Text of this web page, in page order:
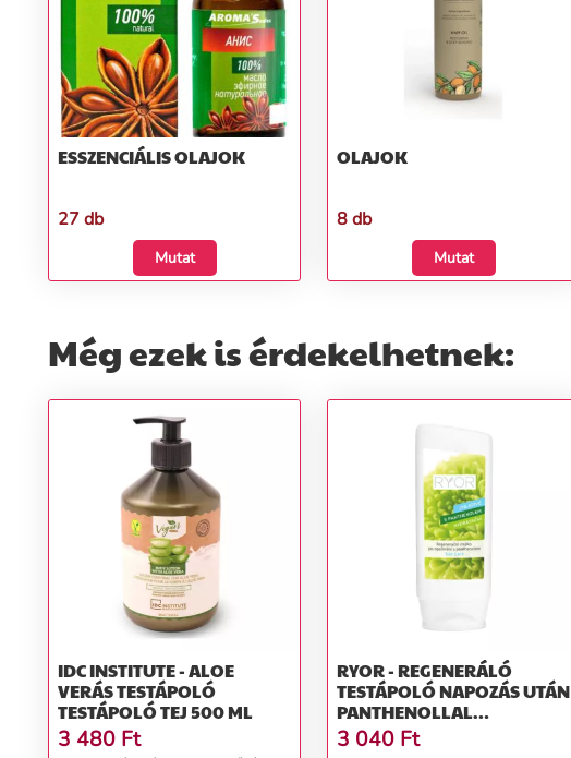
ESSZENCIÁLIS OLAJOK
27 db
Mutat
OLAJOK
8 db
Mutat
Még ezek is érdekelhetnek:
IDC INSTITUTE - ALOE
VERÁS TESTÁPOLÓ
TESTÁPOLÓ TEJ 500 ML
3 480 Ft
RYOR - REGENERÁLÓ
TESTÁPOLÓ NAPOZÁS UTÁN
PANTHENOLLAL
TESTÁPOLÓ TEJ 200 ML
3 040 Ft